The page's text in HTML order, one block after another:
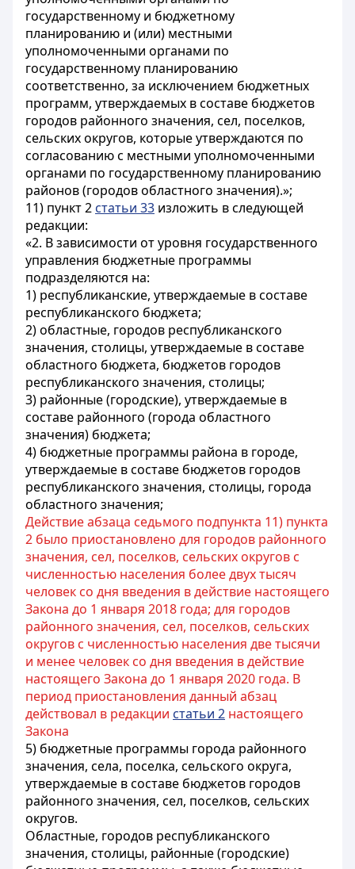
государственному и бюджетному
планированию и (или) местными
уполномоченными органами по
государственному планированию
соответственно, за исключением бюджетных
программ, утверждаемых в составе бюджетов
городов районного значения, сел, поселков,
сельских округов, которые утверждаются по
согласованию с местными уполномоченными
органами по государственному планированию
районов (городов областного значения).»;
11) пункт 2 статьи 33 изложить в следующей
редакции:
«2. В зависимости от уровня государственного
управления бюджетные программы
подразделяются на:
1) республиканские, утверждаемые в составе
республиканского бюджета;
2) областные, городов республиканского
значения, столицы, утверждаемые в составе
областного бюджета, бюджетов городов
республиканского значения, столицы;
3) районные (городские), утверждаемые в
составе районного (города областного
значения) бюджета;
4) бюджетные программы района в городе,
утверждаемые в составе бюджетов городов
республиканского значения, столицы, города
областного значения;
Действие абзаца седьмого подпункта 11) пункта
2 было приостановлено для городов районного
значения, сел, поселков, сельских округов с
численностью населения более двух тысяч
человек со дня введения в действие настоящего
Закона до 1 января 2018 года; для городов
районного значения, сел, поселков, сельских
округов с численностью населения две тысячи
и менее человек со дня введения в действие
настоящего Закона до 1 января 2020 года. В
период приостановления данный абзац
действовал в редакции статьи 2 настоящего
Закона
5) бюджетные программы города районного
значения, села, поселка, сельского округа,
утверждаемые в составе бюджетов городов
районного значения, сел, поселков, сельских
округов.
Областные, городов республиканского
значения, столицы, районные (городские)